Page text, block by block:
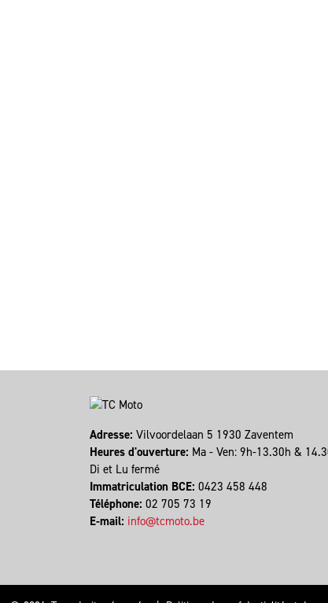
Adresse: Vilvoordelaan 5 1930 Zaventem
Heures d'ouverture: Ma - Ven: 9h-13.30h &
Di et Lu fermé
Immatriculation BCE: 0423 458 448
Téléphone: 02 705 73 19
E-mail: info@tcmoto.be